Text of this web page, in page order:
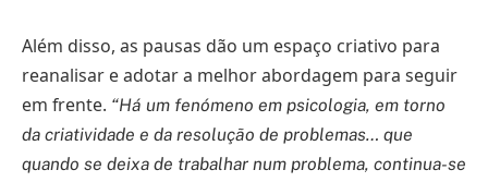
Além disso, as pausas dão um espaço criativo para
reanalisar e adotar a melhor abordagem para seguir
em frente. “Há um fenómeno em psicologia, em torno
da criatividade e da resolução de problemas… que
quando se deixa de trabalhar num problema, continua-se